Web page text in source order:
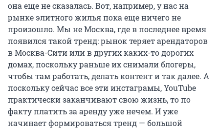
она еще не сказалась. Вот, например, у нас на
рынке элитного жилья пока еще ничего не
произошло. Мы не Москва, где в последнее время
появился такой тренд: рынок теряет арендаторов
в Москва-Сити или в других каких-то дорогих
домах, поскольку раньше их снимали блогеры,
чтобы там работать, делать контент и так далее. А
поскольку сейчас все эти инстаграмы, YouTube
практически заканчивают свою жизнь, то по
факту платить за аренду уже нечем. И уже
начинает формироваться тренд — большой